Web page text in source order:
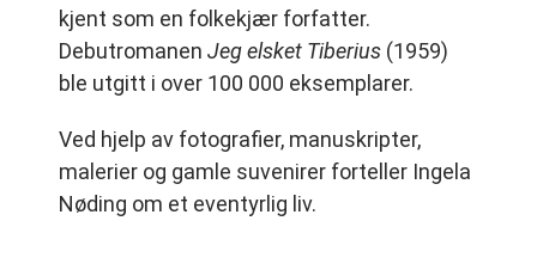
kjent som en folkekjær forfatter.
Debutromanen Jegelsket Tiberius (1959)
ble utgitt i over 100 000 eksemplarer.
Ved hjelp av fotografier, manuskripter,
malerier og gamle suvenirer forteller Ingela
Nøding om et eventyrlig liv.